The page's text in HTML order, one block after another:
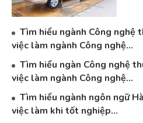
Tìm hiểu ngành Công nghệ
việc làm ngành Công nghệ...
Tìm hiểu ngàn Công nghệ
việc làm ngành Công nghệ...
Tìm hiểu ngành ngôn ngữ
việc làm khi tốt nghiệp...